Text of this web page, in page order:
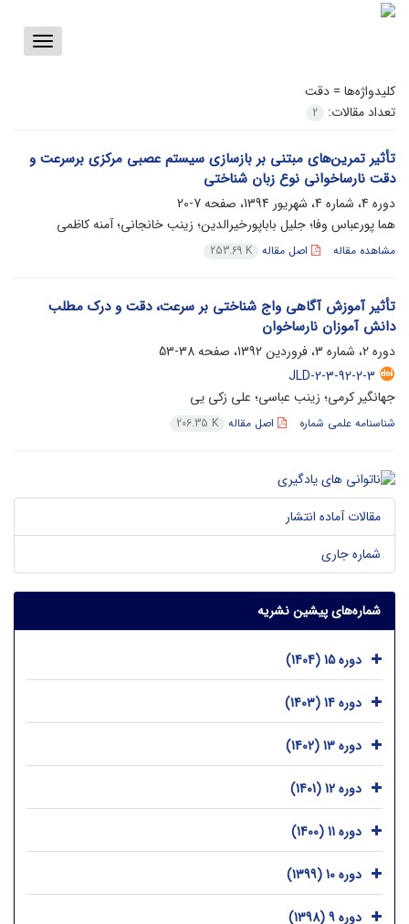
Toggle
کلیدواژه‌ها = دقت
تعداد مقالات:
2
تأثیر تمرین‌های مبتنی بر بازسازی سیستم عصبی مرکزی برسرعت و
دقت نارساخوانی نوع زبان شناختی
دوره 4، شماره 4، شهریور 1394، صفحه
7-20
هما پورعباس وفا؛ جلیل باباپورخیرالدین؛ زینب خانجانی؛ آمنه کاظمی
مشاهده مقاله اصل مقاله 253.69 K
تأثیر آموزش آگاهی واج شناختی بر سرعت، دقت و درک مطلب
دانش آموزان نارساخوان
دوره 2، شماره 3، فروردین 1392، صفحه
38-53
JLD-2-3-92-2-3
جهانگیر کرمی؛ زینب عباسی؛ علی زکی یی
شناسنامه علمی شماره اصل مقاله 206.35 K
مقالات آماده انتشار
شماره جاری
شماره‌های پیشین نشریه
دوره 15 (1404)
دوره 14 (1403)
دوره 13 (1402)
دوره 12 (1401)
دوره 11 (1400)
دوره 10 (1399)
دوره 9 (1398)